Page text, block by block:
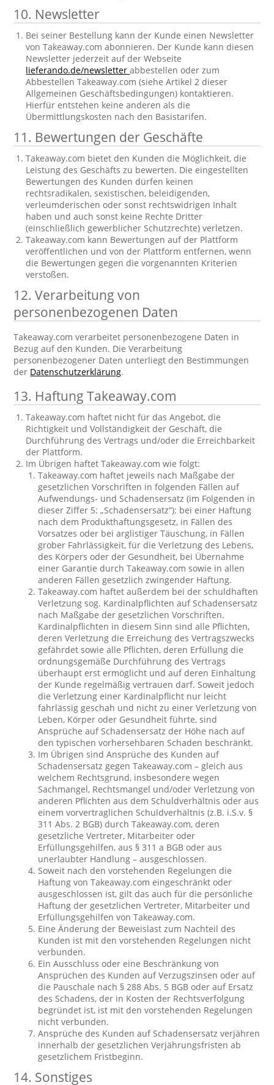
10. Newsletter
Bei seiner Bestellung kann der Kunde einen Newsletter
von Takeaway.com abonnieren. Der Kunde kann diesen
Newsletter jederzeit auf der Webseite
lieferando.de/newsletterabbestellen oder zum
Abbestellen Takeaway.com (siehe Artikel 2 dieser
Allgemeinen Geschäftsbedingungen) kontaktieren.
Hierfür entstehen keine anderen als die
Übermittlungskosten nach den Basistarifen.
11. Bewertungen der Geschäfte
Takeaway.com bietet den Kunden die Möglichkeit, die
Leistung des Geschäfts zu bewerten. Die eingestellten
Bewertungen des Kunden dürfen keinen
rechtsradikalen, sexistischen, beleidigenden,
verleumderischen oder sonst rechtswidrigen Inhalt
haben und auch sonst keine Rechte Dritter
(einschließlich gewerblicher Schutzrechte) verletzen.
Takeaway.com kann Bewertungen auf der Plattform
veröffentlichen und von der Plattform entfernen, wenn
die Bewertungen gegen die vorgenannten Kriterien
verstoßen.
12. Verarbeitung von
personenbezogenen Daten
Takeaway.com verarbeitet personenbezogene Daten in
Bezug auf den Kunden. Die Verarbeitung
personenbezogener Daten unterliegt den Bestimmungen
der Datenschutzerklärung.
13. Haftung Takeaway.com
Takeaway.com haftet nicht für das Angebot, die
Richtigkeit und Vollständigkeit der Geschäft, die
Durchführung des Vertrags und/oder die Erreichbarkeit
der Plattform.
Im Übrigen haftet Takeaway.com wie folgt:
Takeaway.com haftet jeweils nach Maßgabe der
gesetzlichen Vorschriften in folgenden Fällen auf
Aufwendungs- und Schadensersatz (im Folgenden in
dieser Ziffer 5: „Schadensersatz“): bei einer Haftung
nach dem Produkthaftungsgesetz, in Fällen des
Vorsatzes oder bei arglistiger Täuschung, in Fällen
grober Fahrlässigkeit, für die Verletzung des Lebens,
des Körpers oder der Gesundheit, bei Übernahme
einer Garantie durch Takeaway.com sowie in allen
anderen Fällen gesetzlich zwingender Haftung.
Takeaway.com haftet außerdem bei der schuldhaften
Verletzung sog. Kardinalpflichten auf Schadensersatz
nach Maßgabe der gesetzlichen Vorschriften.
Kardinalpflichten in diesem Sinn sind alle Pflichten,
deren Verletzung die Erreichung des Vertragszwecks
gefährdet sowie alle Pflichten, deren Erfüllung die
ordnungsgemäße Durchführung des Vertrags
überhaupt erst ermöglicht und auf deren Einhaltung
der Kunde regelmäßig vertrauen darf. Soweit jedoch
die Verletzung einer Kardinalpflicht nur leicht
fahrlässig geschah und nicht zu einer Verletzung von
Leben, Körper oder Gesundheit führte, sind
Ansprüche auf Schadensersatz der Höhe nach auf
den typischen vorhersehbaren Schaden beschränkt.
Im Übrigen sind Ansprüche des Kunden auf
Schadensersatz gegen Takeaway.com – gleich aus
welchem Rechtsgrund, insbesondere wegen
Sachmangel, Rechtsmangel und/oder Verletzung von
anderen Pflichten aus dem Schuldverhältnis oder aus
einem vorvertraglichen Schuldverhältnis (z.B. i.S.v. §
311 Abs. 2 BGB) durch Takeaway.com, deren
gesetzliche Vertreter, Mitarbeiter oder
Erfüllungsgehilfen, aus § 311 a BGB oder aus
unerlaubter Handlung – ausgeschlossen.
Soweit nach den vorstehenden Regelungen die
Haftung von Takeaway.com eingeschränkt oder
ausgeschlossen ist, gilt das auch für die persönliche
Haftung der gesetzlichen Vertreter, Mitarbeiter und
Erfüllungsgehilfen von Takeaway.com.
Eine Änderung der Beweislast zum Nachteil des
Kunden ist mit den vorstehenden Regelungen nicht
verbunden.
Ein Ausschluss oder eine Beschränkung von
Ansprüchen des Kunden auf Verzugszinsen oder auf
die Pauschale nach § 288 Abs. 5 BGB oder auf Ersatz
des Schadens, der in Kosten der Rechtsverfolgung
begründet ist, ist mit den vorstehenden Regelungen
nicht verbunden.
Ansprüche des Kunden auf Schadensersatz verjähren
innerhalb der gesetzlichen Verjährungsfristen ab
gesetzlichem Fristbeginn.
14. Sonstiges